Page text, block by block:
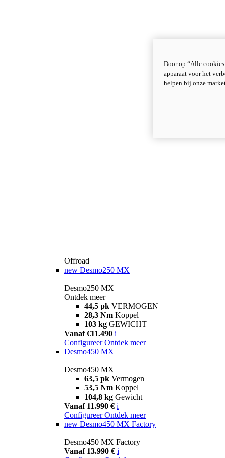
Offroad
new Desmo250 MX
Desmo250 MX
Ontdek meer
44,5 pk VERMOGEN
28,3 Nm Koppel
103 kg GEWICHT
Vanaf €11.490 i
Configureer Ontdek meer
Desmo450 MX
Desmo450 MX
63,5 pk Vermogen
53,5 Nm Koppel
104,8 kg Gewicht
Vanaf 11.990 € i
Configureer Ontdek meer
new Desmo450 MX Factory
Desmo450 MX Factory
Vanaf 13.990 € i
Door op “Alle
apparaat voor het
helpen bij onze